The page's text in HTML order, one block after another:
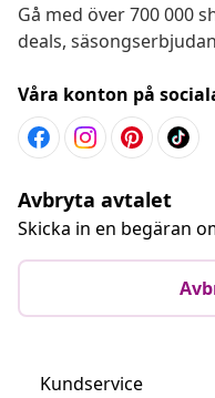
Gå med över 700 000
deals,
Våra konton på
Avbryta avtalet
Skicka in en begäran
Kundservice